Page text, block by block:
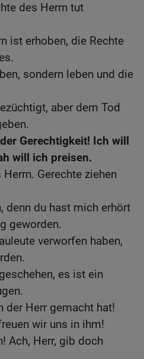
des Herrn tut
ist erhoben, die Rechte
sondern leben und die
aber dem Tod
Gerechtigkeit! Ich will
will ich preisen.
Gerechte ziehen
denn du hast mich erhört
geworden.
verworfen haben,
es ist ein
der Herr gemacht hat!
wir uns in ihm!
Ach, Herr, gib doch